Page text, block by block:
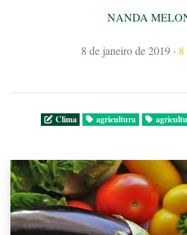
NANDA
8 de janeiro de 2019 · 8
Clima agricultura